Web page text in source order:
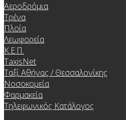
Αεροδρόμια
Τρένα
Πλοία
Λεωφορεία
Κ.Ε.Π.
TaxisNet
Ταξί Αθήνας / Θεσσαλονίκης
Νοσοκομεία
Φαρμακεία
Τηλεφωνικός Κατάλογος